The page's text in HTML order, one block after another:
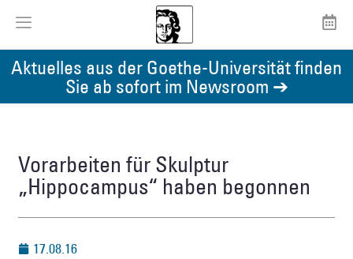
Aktuelles aus der Goethe-Universität finden
Sie ab sofort im Newsroom ➔
Vorarbeiten für Skulptur
„Hippocampus“ haben begonnen
17.08.16